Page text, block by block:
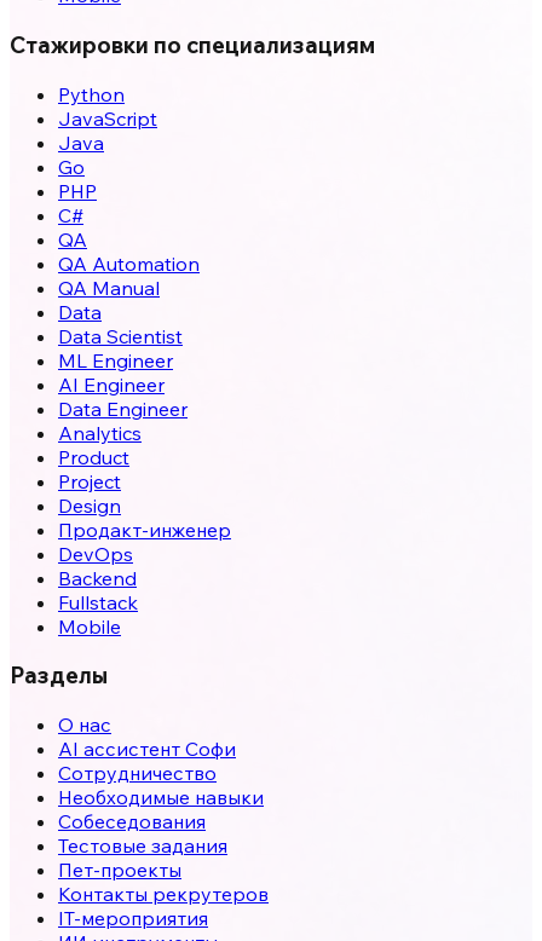
Стажировки по специализациям
Python
JavaScript
Java
Go
PHP
C#
QA
QA Automation
QA Manual
Data
Data Scientist
ML Engineer
AI Engineer
Data Engineer
Analytics
Product
Project
Design
Продакт-инженер
DevOps
Backend
Fullstack
Mobile
Разделы
О нас
AI ассистент Софи
Сотрудничество
Необходимые навыки
Собеседования
Тестовые задания
Пет-проекты
Контакты рекрутеров
IT-мероприятия